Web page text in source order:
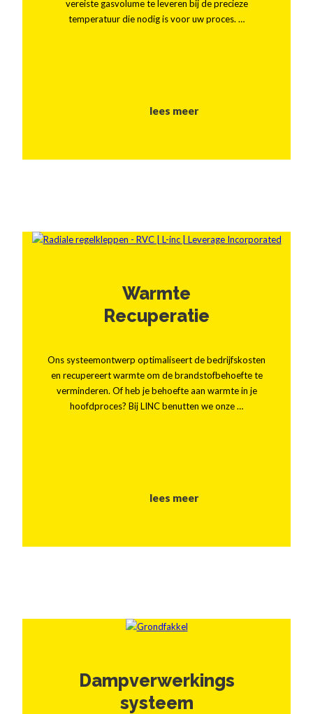
vereiste gasvolume te leveren bij de precieze
temperatuur die nodig is voor uw proces. …
lees meer
Warmte
Recuperatie
Ons systeemontwerp optimaliseert de bedrijfskosten
en recupereert warmte om de brandstofbehoefte te
verminderen. Of heb je behoefte aan warmte in je
hoofdproces? Bij LINC benutten we onze …
lees meer
Dampverwerkings
systeem